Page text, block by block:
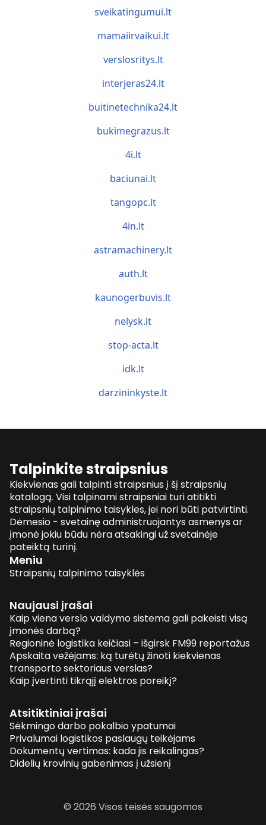
sveikatingumui.lt
mamaiirvaikui.lt
verslosritys.lt
interjeras24.lt
buitinetechnika24.lt
bukimegrazus.lt
4i.lt
baciunai.lt
tangopc.lt
4in.lt
astramachinery.lt
auth.lt
kaunogerbuvis.lt
nelysk.lt
stop-acta.lt
idk.lt
darzininkyste.lt
Talpinkite straipsnius
Kiekvienas gali talpinti straipsnius į šį straipsnių
katalogą. Visi talpinami straipsniai turi atitikti
straipsnių talpinimo taisykles, jei nori būti patvirtinti.
Dėmesio - svetainę administruojantys asmenys ar
įmonė jokiu būdu nėra atsakingi už svetainėje
pateiktą turinį.
Meniu
Straipsnių talpinimo taisyklės
Naujausi įrašai
Kaip viena verslo valdymo sistema gali pakeisti visą
įmonės darbą?
Regioninė logistika keičiasi – išgirsk FM99 reportažus
Apskaita vežėjams: ką turėtų žinoti kiekvienas
transporto sektoriaus verslas?
Kaip įvertinti tikrąjį elektros poreikį?
Atsitiktiniai įrašai
Sėkmingo darbo pokalbio ypatumai
Privalumai logistikos paslaugų teikėjams
Dokumentų vertimas: kada jis reikalingas?
Didelių krovinių gabenimas į užsienį
© 2026 Visos teisės saugomos